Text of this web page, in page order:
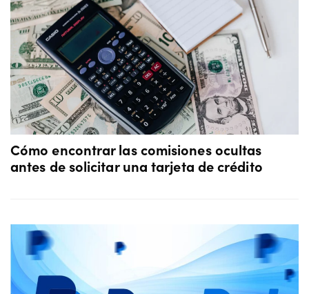
Cómo encontrar las comisiones ocultas
antes de solicitar una tarjeta de crédito